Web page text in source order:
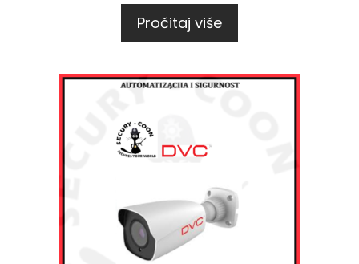
Pročitaj više